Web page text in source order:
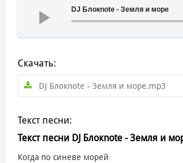
DJ Блокnote - Земля и море
Скачать:
DJ Блокnote - Земля и море.mp3
Текст песни:
Текст песни DJ Блокnote - Земля и
Когда по синеве морей